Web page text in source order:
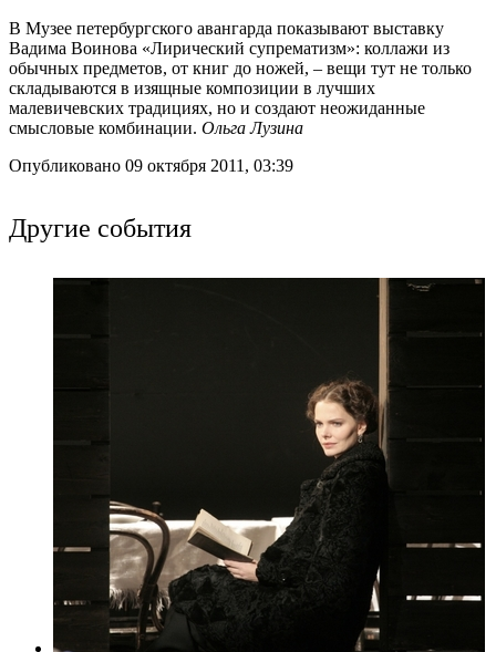
В Музее петербургского авангарда показывают выставку
Вадима Воинова «Лирический супрематизм»: коллажи из
обычных предметов, от книг до ножей, – вещи тут не только
складываются в изящные композиции в лучших
малевичевских традициях, но и создают неожиданные
смысловые комбинации. Ольга Лузина
Опубликовано 09 октября 2011, 03:39
Другие события